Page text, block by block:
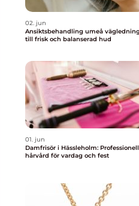
02. jun
Ansiktsbehandling umeå vägledning
till frisk och balanserad hud
01. jun
Damfrisör i Hässleholm: Professionell
hårvård för vardag och fest